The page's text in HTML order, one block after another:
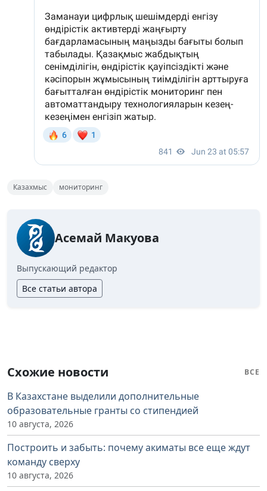
Казахмыс мониторинг
Асемай Макуова
Выпускающий редактор
Все статьи автора
Схожие новости ВСЕ
В Казахстане выделили дополнительные
образовательные гранты со стипендией
10 августа, 2026
Построить и забыть: почему акиматы все еще ждут
команду сверху
10 августа, 2026